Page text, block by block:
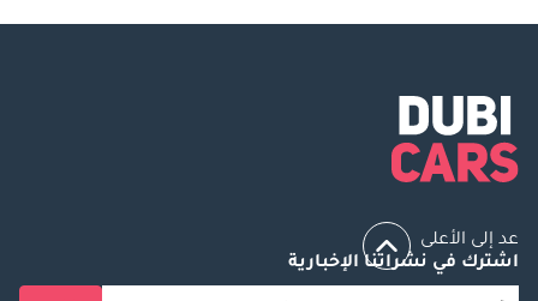
عد إلى الأعلى
اشترك في نشراتنا الإخبارية